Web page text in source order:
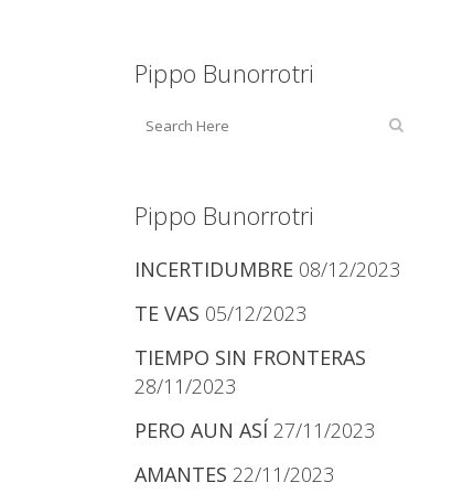
Pippo Bunorrotri
Pippo Bunorrotri
INCERTIDUMBRE 08/12/2023
TE VAS 05/12/2023
TIEMPO SIN FRONTERAS
28/11/2023
PERO AUN ASÍ 27/11/2023
AMANTES 22/11/2023